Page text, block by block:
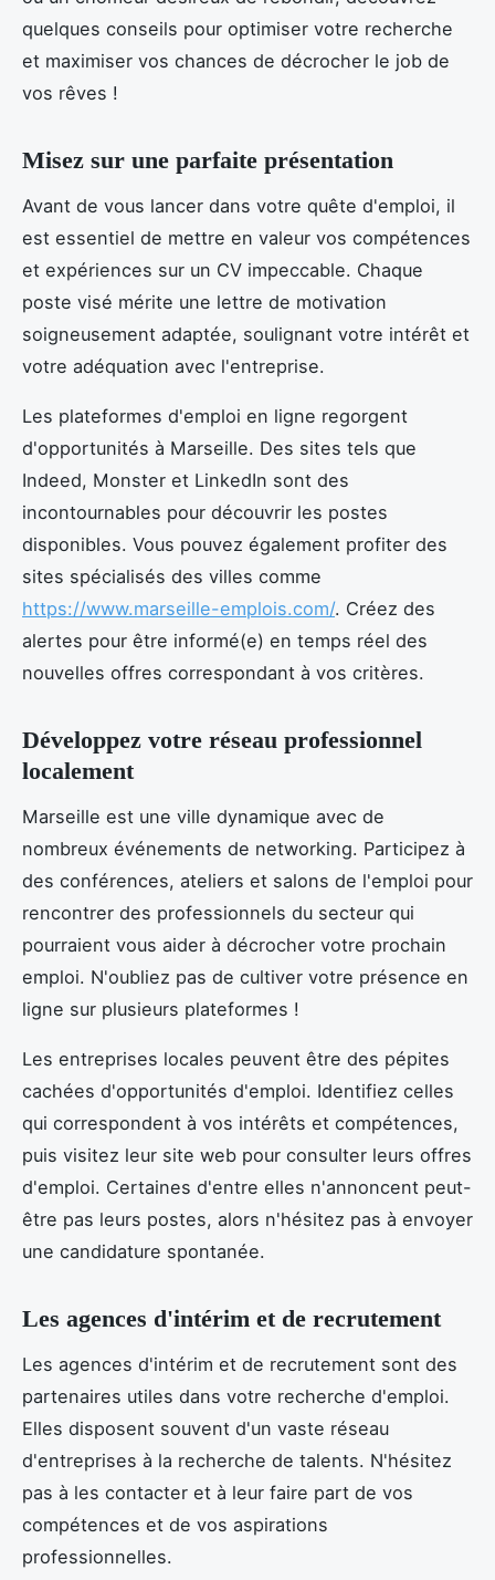
quelques conseils pour optimiser votre recherche
et maximiser vos chances de décrocher le job de
vos rêves !
Misez sur une parfaite présentation
Avant de vous lancer dans votre quête d'emploi, il
est essentiel de mettre en valeur vos compétences
et expériences sur un CV impeccable. Chaque
poste visé mérite une lettre de motivation
soigneusement adaptée, soulignant votre intérêt et
votre adéquation avec l'entreprise.
Les plateformes d'emploi en ligne regorgent
d'opportunités à Marseille. Des sites tels que
Indeed, Monster et LinkedIn sont des
incontournables pour découvrir les postes
disponibles. Vous pouvez également profiter des
sites spécialisés des villes comme
https://www.marseille-emplois.com/. Créez des
alertes pour être informé(e) en temps réel des
nouvelles offres correspondant à vos critères.
Développez votre réseau professionnel
localement
Marseille est une ville dynamique avec de
nombreux événements de networking. Participez à
des conférences, ateliers et salons de l'emploi pour
rencontrer des professionnels du secteur qui
pourraient vous aider à décrocher votre prochain
emploi. N'oubliez pas de cultiver votre présence en
ligne sur plusieurs plateformes !
Les entreprises locales peuvent être des pépites
cachées d'opportunités d'emploi. Identifiez celles
qui correspondent à vos intérêts et compétences,
puis visitez leur site web pour consulter leurs offres
d'emploi. Certaines d'entre elles n'annoncent peut-
être pas leurs postes, alors n'hésitez pas à envoyer
une candidature spontanée.
Les agences d'intérim et de recrutement
Les agences d'intérim et de recrutement sont des
partenaires utiles dans votre recherche d'emploi.
Elles disposent souvent d'un vaste réseau
d'entreprises à la recherche de talents. N'hésitez
pas à les contacter et à leur faire part de vos
compétences et de vos aspirations
professionnelles.